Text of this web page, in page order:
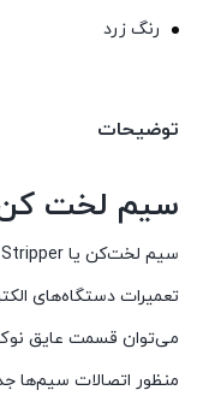
رنگ زرد
توضیحات
سیم لخت کن
تعمیرات دستگاه‌های
می‌توان قسمت عایق
منظور اتصالات سیم‌ها